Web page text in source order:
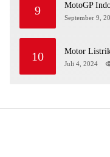
9 MotoGP
September 9,
10 Motor
Juli 4, 2024